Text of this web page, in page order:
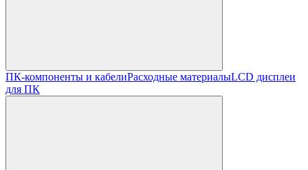
ПК-компоненты и кабелиРасходные материалыLCD дисплеи
для ПК